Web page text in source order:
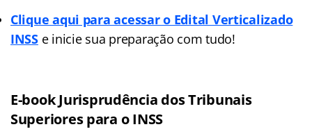
Clique aqui para acessar o Edital Verticalizado
INSSe inicie sua preparação com tudo!
E-bookJurisprudência dos Tribunais
Superiores para o INSS